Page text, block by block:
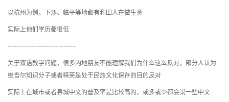
以杭州为例，下沙、临平等地都有和田人在做生意
实际上他们学历都很低
——————————————–
关于双语教学问题，很多内地朋友不能理解我们为什么这么反对，部分人认为
维吾尔知识分子或者精英是处于民族文化保存的目的反对
实际上在城市或者县城中文的普及率是比较高的，或多或少都会説一些中文